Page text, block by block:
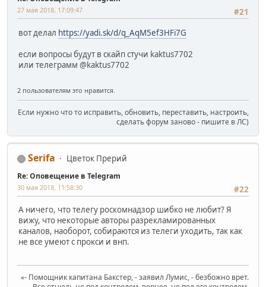
#21
27 мая 2018, 17:09:47
вот делал https://yadi.sk/d/q_AqM5ef3HFi7G
если вопросы будут в скайп стучи kaktus7702
или телеграмм @kaktus7702
2 пользователям это нравится.
Если нужно что то исправить, обновить, переставить, настроить,
сделать форум заново - пишите в ЛС)
Serifa Цветок Прерий
Re: Оповещение в Telegram
#22
30 мая 2018, 11:58:30
А ничего, что телегу роскомнадзор шибко не любит? Я
вижу, что некоторые авторы разрекламированных
каналов, наоборот, собираются из телеги уходить, так как
не все умеют с прокси и внп.
«- Помощник капитана Бакстер, - заявил Лумис, - безбожно врет.